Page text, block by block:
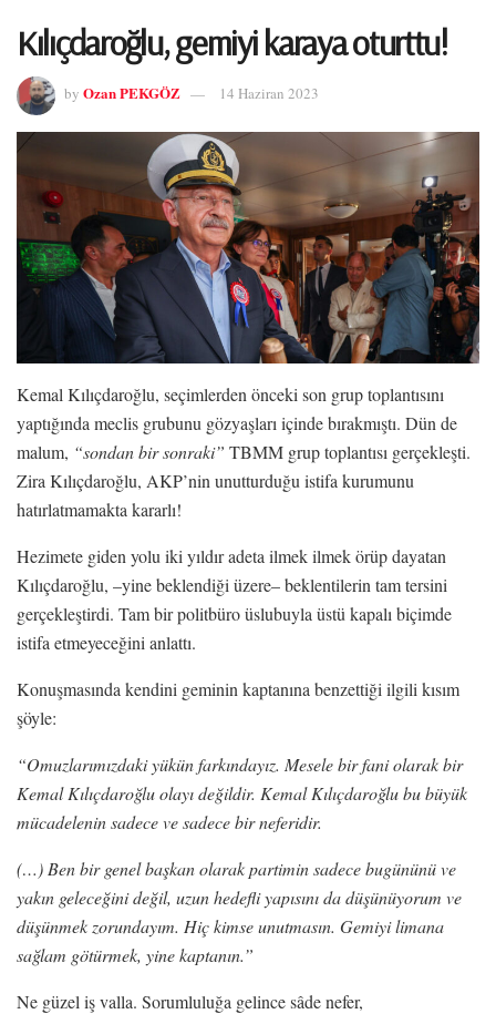
Kılıçdaroğlu, gemiyi karaya oturttu!
by Ozan PEKGÖZ 14 Haziran 2023
Kemal Kılıçdaroğlu, seçimlerden önceki son grup toplantısını
yaptığında meclis grubunu gözyaşları içinde bırakmıştı. Dün de
malum, “sondan bir sonraki” TBMM grup toplantısı gerçekleşti.
Zira Kılıçdaroğlu, AKP’nin unutturduğu istifa kurumunu
hatırlatmamakta kararlı!
Hezimete giden yolu iki yıldır adeta ilmek ilmek örüp dayatan
Kılıçdaroğlu, –yine beklendiği üzere– beklentilerin tam tersini
gerçekleştirdi. Tam bir politbüro üslubuyla üstü kapalı biçimde
istifa etmeyeceğini anlattı.
Konuşmasında kendini geminin kaptanına benzettiği ilgili kısım
şöyle:
“Omuzlarımızdaki yükün farkındayız. Mesele bir fani olarak bir
Kemal Kılıçdaroğlu olayı değildir. Kemal Kılıçdaroğlu bu büyük
mücadelenin sadece ve sadece bir neferidir.
(…) Ben bir genel başkan olarak partimin sadece bugününü ve
yakın geleceğini değil, uzun hedefli yapısını da düşünüyorum ve
düşünmek zorundayım. Hiç kimse unutmasın. Gemiyi limana
sağlam götürmek, yine kaptanın.”
Ne güzel iş valla. Sorumluluğa gelince sâde nefer,